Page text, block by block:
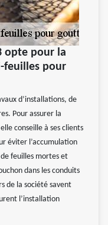
opte pour la
feuilles pour
d’installations, de
Pour assurer la
conseille à ses clients
éviter l’accumulation
feuilles mortes et
dans les conduits
de la société savent
l’installation